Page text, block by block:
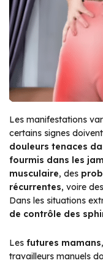
Les manifestations
certains signes
douleurs tenaces
fourmis dans les
musculaire, des
récurrentes, voire des
Dans les situations
de contrôle des
Les futures mamans
travailleurs manuels